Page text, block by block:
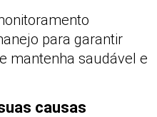
para garantir
mantenha saudável e
causas